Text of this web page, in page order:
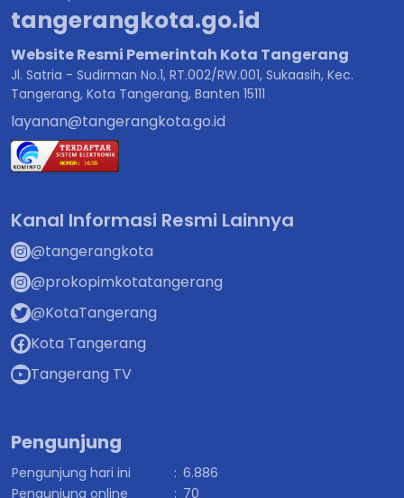
tangerangkota.go.id
Website Resmi Pemerintah Kota Tangerang
Jl. Satria - Sudirman No.1, RT.002/RW.001, Sukaasih, Kec.
Tangerang, Kota Tangerang, Banten 15111
layanan@tangerangkota.go.id
Kanal Informasi Resmi Lainnya
@tangerangkota
@prokopimkotatangerang
@KotaTangerang
Kota Tangerang
Tangerang TV
Pengunjung
Pengunjung hari ini : 6.886
Pengunjung online
: 70